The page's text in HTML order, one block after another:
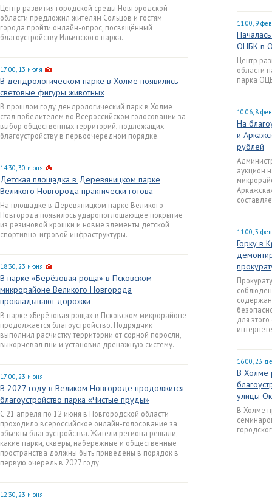
Центр развития городской среды Новгородской
области предложил жителям Сольцов и гостям
города пройти онлайн-опрос, посвящённый
благоустройству Ильинского парка.
17:00, 13 июля
В дендрологическом парке в Холме появились
световые фигуры животных
В прошлом году дендрологический парк в Холме
стал победителем во Всероссийском голосовании за
выбор общественных территорий, подлежащих
благоустройству в первоочередном порядке.
14:30, 30 июня
Детская площадка в Деревяницком парке
Великого Новгорода практически готова
На площадке в Деревяницком парке Великого
Новгорода появилось ударопоглощающее покрытие
из резиновой крошки и новые элементы детской
спортивно-игровой инфраструктуры.
18:30, 23 июня
В парке «Берёзовая роща» в Псковском
микрорайоне Великого Новгорода
прокладывают дорожки
В парке «Берёзовая роща» в Псковском микрорайоне
продолжается благоустройство. Подрядчик
выполнил расчистку территории от сорной поросли,
выкорчевал пни и установил дренажную систему.
17:00, 23 июня
В 2027 году в Великом Новгороде продолжится
благоустройство парка «Чистые пруды»
С 21 апреля по 12 июня в Новгородской области
проходило всероссийское онлайн-голосование за
объекты благоустройства. Жители региона решали,
какие парки, скверы, набережные и общественные
пространства должны быть приведены в порядок в
первую очередь в 2027 году.
12:30, 23 июня
11:00, 9
ОЦБК в
Центр
области
парка
10:06, 8
На
и
рублей
аукцион
11:00, 3
Горку в
для
16:00, 23
В Холме
улицы
В Холме